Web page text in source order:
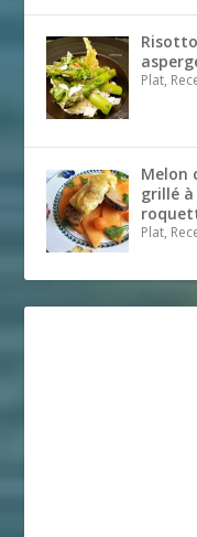
Plat,
Melon
grillé
Plat,